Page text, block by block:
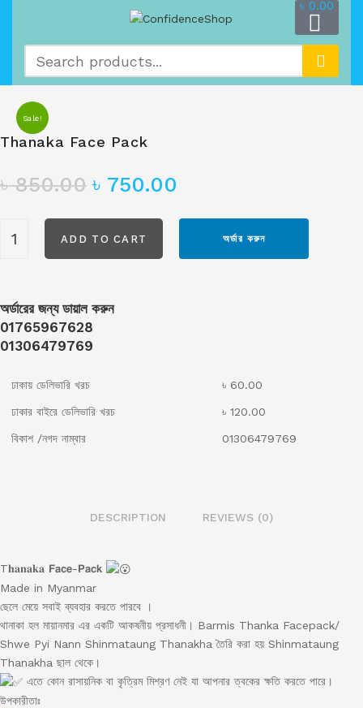
৳ 0.00
Sale!
Thanaka Face Pack
৳850.00 ৳ 750.00
অর্ডার করুন
ADD TO CART
অর্ডারের জন্য ডায়াল করুন
01765967628
01306479769
ঢাকায় ডেলিভারি খরচ ৳ 60.00
ঢাকার বাইরে ডেলিভারি খরচ ৳ 120.00
বিকাশ /নগদ নাম্বার 01306479769
DESCRIPTION REVIEWS (0)
T𝐡𝐚𝐧𝐚𝐤𝐚 𝗙𝗮𝗰𝗲-𝗣𝗮𝗰𝗸
Made in Myanmar
ছেলে মেয়ে সবাই ব্যবহার করতে পারবে ।
থানাকা হল মায়ানমার এর একটি আকষনীয় প্রসাধনী। Barmis Thanka Facepack/
Shwe Pyi Nann Shinmataung Thanakha তৈরি করা হয় Shinmataung
Thanakha ছাল থেকে।
এতে কোন রাসায়নিক বা কৃত্রিম মিশ্রণ নেই যা আপনার ত্বকের ক্ষতি করতে পারে।
উপকারীতাঃ